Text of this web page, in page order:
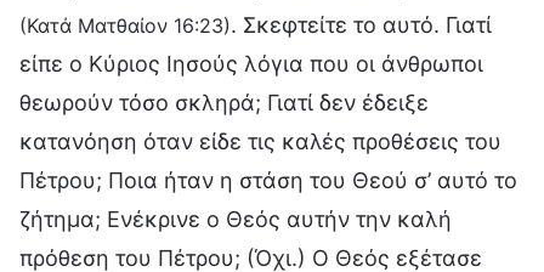
(Κατά Ματθαίον 16:23). Σκεφτείτε το αυτό. Γιατί
είπε ο Κύριος Ιησούς λόγια που οι άνθρωποι
θεωρούν τόσο σκληρά; Γιατί δεν έδειξε
κατανόηση όταν είδε τις καλές προθέσεις του
Πέτρου; Ποια ήταν η στάση του Θεού σ’ αυτό το
ζήτημα; Ενέκρινε ο Θεός αυτήν την καλή
πρόθεση του Πέτρου; (Όχι.) Ο Θεός εξέτασε